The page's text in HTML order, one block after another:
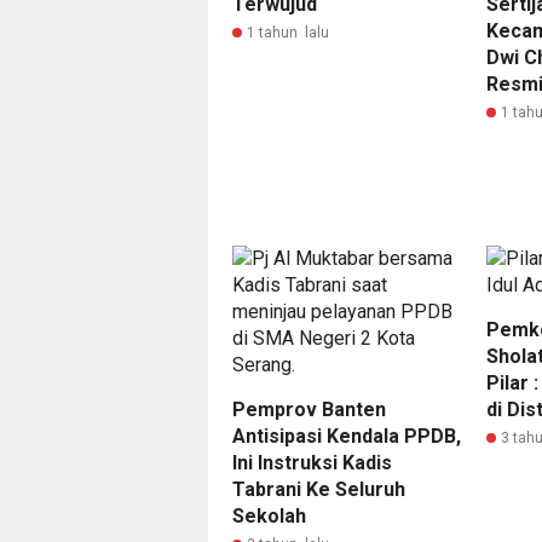
1 tahun lalu
Dwi
1
Pemprov Banten
Antisipasi Kendala PPDB,
Ini Instruksi Kadis
Tabrani Ke Seluruh
Sekolah
Pilar
di
3